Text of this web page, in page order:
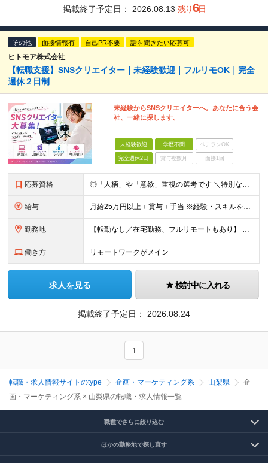
掲載終了予定日： 2026.08.13 残り6日
その他 面接情報有 自己PR不要 話を聞きたい応募可
ヒトモア株式会社
【転職支援】SNSクリエイター｜未経験歓迎｜フルリモOK｜完全
週休２日制
未経験からSNSクリエイターへ。あなたに合う会
社、一緒に探します。
未経験歓迎 学歴不問 ベテランOK
完全週休2日 賞与複数月 面接1回
応募資格 ◎「人柄」や「意欲」重視の選考です ＼特別なスキル・経験は必要なし／ ￣￣￣￣￣￣￣￣￣￣￣￣￣￣￣￣ ■完全未経験歓迎 ■学歴不問 ■第二新卒歓迎 ■既卒、フリーターの方もOK ＼こんな方が向い
給与 月給25万円以上＋賞与＋手当 ※経験・スキルを考慮して決定します ※インセンティブが発生する案件もあります。 ※企業により内容は一部変更となる可能性があります。 ※試用期間・残業代については、紹介先
勤務地 【転勤なし／在宅勤務、フルリモートもあり】 ≪47都道府県から選べる勤務地≫ 東京、神奈川、埼玉、千葉、大阪、愛知、福岡など好きな地域で働けます！ 【東京・渋谷本社】 〒150-0041 東京都渋谷
働き方 リモートワークがメイン
求人を見る 検討中に入れる
掲載終了予定日： 2026.08.24
1
転職・求人情報サイトのtype 企画・マーケティング系 山梨県
企
画・マーケティング系 × 山梨県の転職・求人情報一覧
職種でさらに絞り込む
ほかの勤務地で探し直す